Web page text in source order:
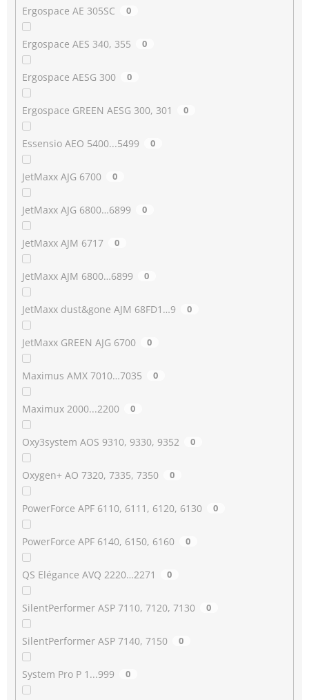
Ergospace AE 305SC 0
Ergospace AES 340, 355 0
Ergospace AESG 300 0
Ergospace GREEN AESG 300, 301 0
Essensio AEO 5400...5499 0
JetMaxx AJG 6700 0
JetMaxx AJG 6800…6899 0
JetMaxx AJM 6717 0
JetMaxx AJM 6800…6899 0
JetMaxx dust&gone AJM 68FD1…9 0
JetMaxx GREEN AJG 6700 0
Maximus AMX 7010…7035 0
Maximux 2000...2200 0
Oxy3system AOS 9310, 9330, 9352 0
Oxygen+ AO 7320, 7335, 7350 0
PowerForce APF 6110, 6111, 6120, 6130 0
PowerForce APF 6140, 6150, 6160 0
QS Elégance AVQ 2220…2271 0
SilentPerformer ASP 7110, 7120, 7130 0
SilentPerformer ASP 7140, 7150 0
System Pro P 1...999 0